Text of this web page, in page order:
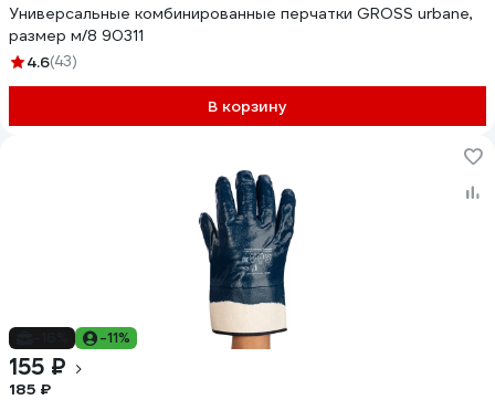
Универсальные комбинированные перчатки GROSS urbane,
размер м/8 90311
4.6(43)
В корзину
-11%
155 ₽
185 ₽